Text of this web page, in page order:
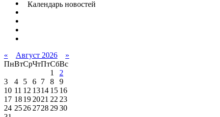
Календарь новостей
« Август 2026
»
ПнВтСрЧтПтСбВс
1
2
3
4 5 6 7 8
9
10 11 12 1314 15 16
17 18192021 2223
24 252627282930